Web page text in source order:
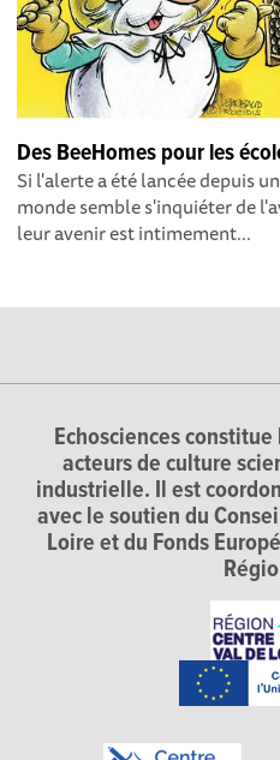
Des BeeHomes pour les
Si l'alerte a été lancée depuis
monde semble s'inquiéter de
leur avenir est intimement...
Echosciences
acteurs de culture
industrielle. Il est
avec le soutien du
Loire et du Fonds